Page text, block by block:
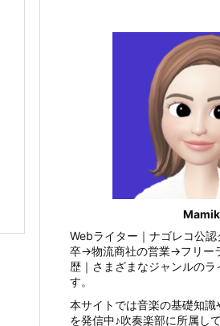
Webライター｜ナゴレコ公
卒→物流商社の営業→フリー
歴｜さまざまなジャンルのラ
す。
本サイトでは音楽の基礎知
を発信中♪吹奏楽部に所属し